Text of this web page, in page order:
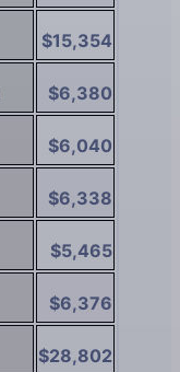
$15,354
$6,380
$6,040
$6,338
$5,465
$6,376
$28,802